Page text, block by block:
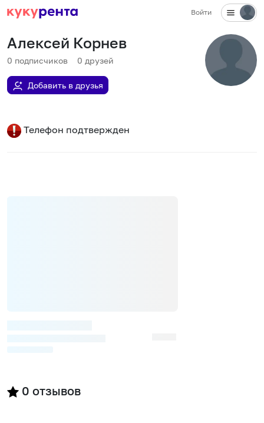
Войти
Алексей Корнев
0 подписчиков 0 друзей
Добавить в друзья
Телефон подтвержден
0 отзывов